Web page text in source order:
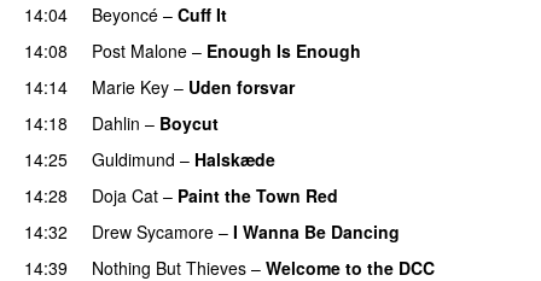
14:04
Beyoncé – Cuff It
14:08
Post Malone – Enough Is Enough
14:14
Marie Key – Uden forsvar
14:18
Dahlin – Boycut
14:25 Guldimund – Halskæde
14:28
Doja Cat – Paint the Town Red
14:32
Drew Sycamore – I Wanna Be Dancing
14:39
Nothing But Thieves – Welcome to the DCC